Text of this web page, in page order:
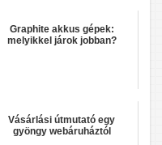
Graphite akkus gépek:
melyikkel járok jobban?
Vásárlási útmutató egy
gyöngy webáruháztól